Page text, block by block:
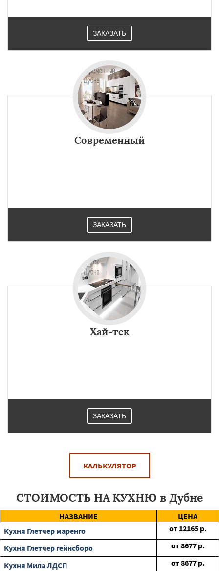
ЗАКАЗАТЬ
Современный
ЗАКАЗАТЬ
Хай-тек
ЗАКАЗАТЬ
КАЛЬКУЛЯТОР
СТОИМОСТЬ НА КУХНЮ в Дубне
НАЗВАНИЕ
ЦЕНА
Кухня Глетчер маренго
от 12165 р.
Кухня Глетчер гейнсборо
от8677 р.
Кухня Мила ЛДСП
от8677 р.